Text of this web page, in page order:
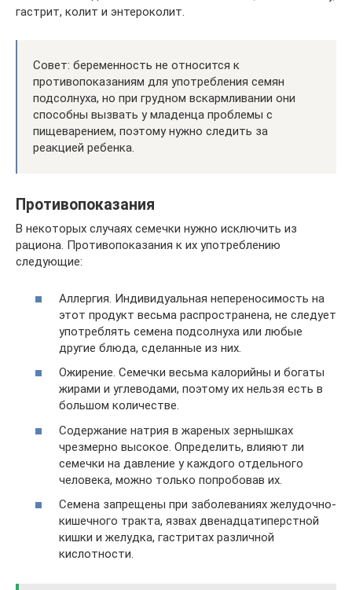
гастрит, колит и энтероколит.
Совет: беременность не относится к
противопоказаниям для употребления семян
подсолнуха, но при грудном вскармливании они
способны вызвать у младенца проблемы с
пищеварением, поэтому нужно следить за
реакцией ребенка.
Противопоказания
В некоторых случаях семечки нужно исключить из
рациона. Противопоказания к их употреблению
следующие:
Аллергия. Индивидуальная непереносимость на
этот продукт весьма распространена, не следует
употреблять семена подсолнуха или любые
другие блюда, сделанные из них.
Ожирение. Семечки весьма калорийны и богаты
жирами и углеводами, поэтому их нельзя есть в
большом количестве.
Содержание натрия в жареных зернышках
чрезмерно высокое. Определить, влияют ли
семечки на давление у каждого отдельного
человека, можно только попробовав их.
Семена запрещены при заболеваниях желудочно-
кишечного тракта, язвах двенадцатиперстной
кишки и желудка, гастритах различной
кислотности.